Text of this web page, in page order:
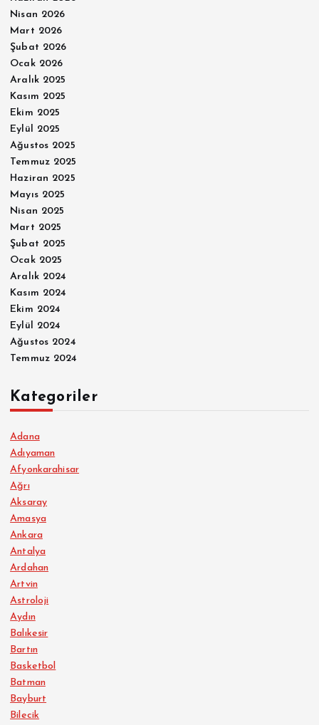
Nisan 2026
Mart 2026
Şubat 2026
Ocak 2026
Aralık 2025
Kasım 2025
Ekim 2025
Eylül 2025
Ağustos 2025
Temmuz 2025
Haziran 2025
Mayıs 2025
Nisan 2025
Mart 2025
Şubat 2025
Ocak 2025
Aralık 2024
Kasım 2024
Ekim 2024
Eylül 2024
Ağustos 2024
Temmuz 2024
Kategoriler
Adana
Adıyaman
Afyonkarahisar
Ağrı
Aksaray
Amasya
Ankara
Antalya
Ardahan
Artvin
Astroloji
Aydın
Balıkesir
Bartın
Basketbol
Batman
Bayburt
Bilecik